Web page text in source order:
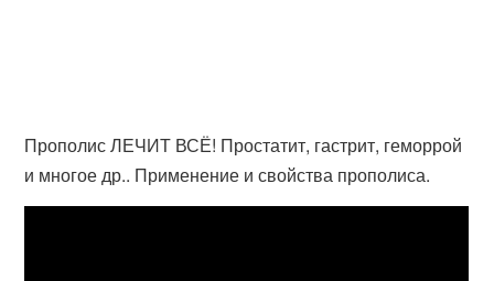
Прополис ЛЕЧИТ ВСЁ! Простатит, гастрит, геморрой
и многое др.. Применение и свойства прополиса.